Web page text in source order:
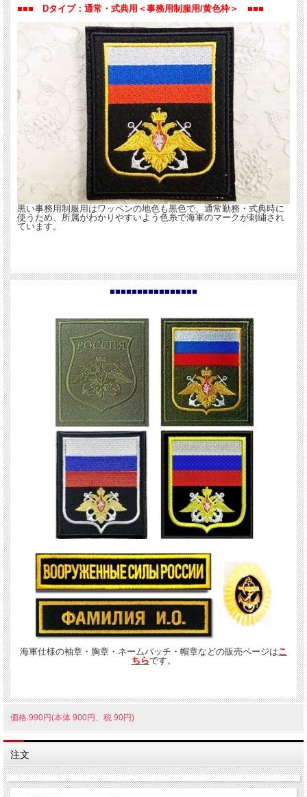
■■■ Dタイプ：通常・式典用＜事務用制服用/黄色枠＞ ■■■
黒い事務用制服用はワッペンの地色も黒色で、通常勤務・式典時に
使うため、所属がわかりやすいよう色糸で海軍のマークが刺繍され
ています。
■■■■■■■■■■■■■■■■
海軍仕様の袖章・胸章・ネームパッチ・帽章などの販売ページはこ
ちらです。
価格:990円(本体 900円、税 90円)
注文